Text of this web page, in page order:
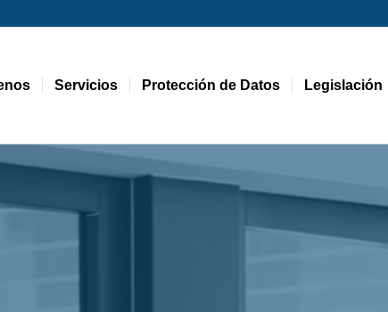
Servicios Protección de Datos Legislación